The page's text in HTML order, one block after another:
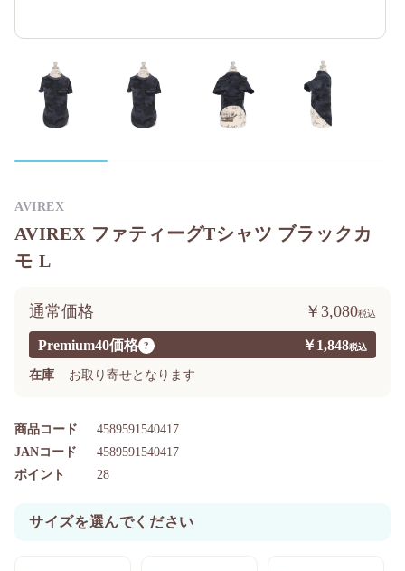
AVIREX ファティーグTシャツ ブラックカ
モ L
Premium40価格 ? ￥1,848
通常価格 ￥3,080
在庫 お取り寄せとなります
商品コード 4589591540417
ポイント 28
JANコード 4589591540417
サイズを選んでください
AVIREX